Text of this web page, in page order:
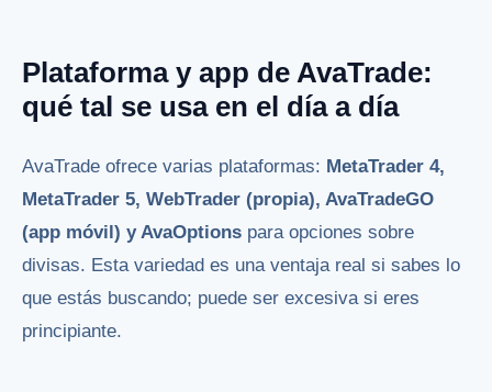
Plataforma y app de AvaTrade:
qué tal se usa en el día a día
AvaTrade ofrece varias plataformas: MetaTrader 4,
MetaTrader 5, WebTrader (propia), AvaTradeGO
(app móvil) y AvaOptions para opciones sobre
divisas. Esta variedad es una ventaja real si sabes lo
que estás buscando; puede ser excesiva si eres
principiante.